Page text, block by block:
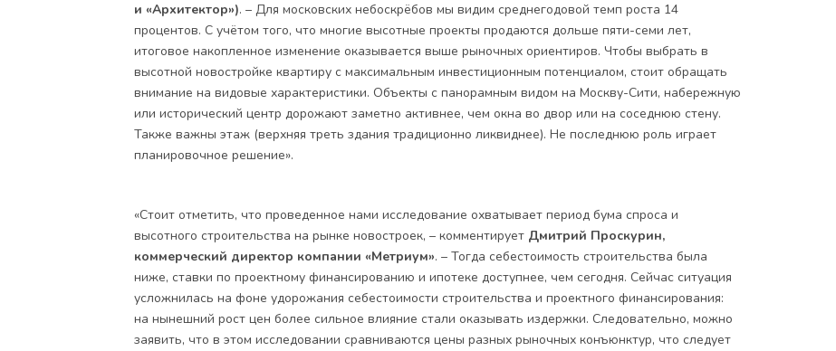
и «Архитектор»). – Для московских небоскрёбов мы видим среднегодовой темп роста 14
процентов. С учётом того, что многие высотные проекты продаются дольше пяти-семи лет,
итоговое накопленное изменение оказывается выше рыночных ориентиров. Чтобы выбрать в
высотной новостройке квартиру с максимальным инвестиционным потенциалом, стоит обращать
внимание на видовые характеристики. Объекты с панорамным видом на Москву-Сити, набережную
или исторический центр дорожают заметно активнее, чем окна во двор или на соседнюю стену.
Также важны этаж (верхняя треть здания традиционно ликвиднее). Не последнюю роль играет
планировочное решение».
«Стоит отметить, что проведенное нами исследование охватывает период бума спроса и
высотного строительства на рынке новостроек, – комментирует Дмитрий Проскурин,
коммерческий директор компании «Метриум». – Тогда себестоимость строительства была
ниже, ставки по проектному финансированию и ипотеке доступнее, чем сегодня. Сейчас ситуация
усложнилась на фоне удорожания себестоимости строительства и проектного финансирования:
на нынешний рост цен более сильное влияние стали оказывать издержки. Следовательно, можно
заявить, что в этом исследовании сравниваются цены разных рыночных конъюнктур, что следует